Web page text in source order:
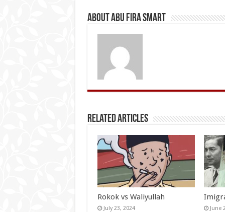
About Abu Fira Smart
Related Articles
Rokok vs Waliyullah
July 23, 2024 June